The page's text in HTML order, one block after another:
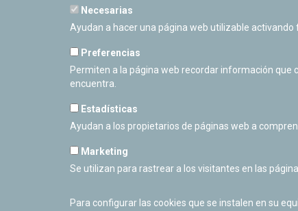
PLANETARIO DE PAMPLONA
Calle Sancho RamÃ­rez, s/n
Cerrado Temporalmente
Necesarias
Ayudan a hacer una página web utilizable
Preferencias
Permiten a la página web recordar información que
encuentra.
Estadísticas
Ayudan a los propietarios de páginas web a
Marketing
Se utilizan para rastrear a los visitantes en las
Para configurar las cookies que se instalen en su